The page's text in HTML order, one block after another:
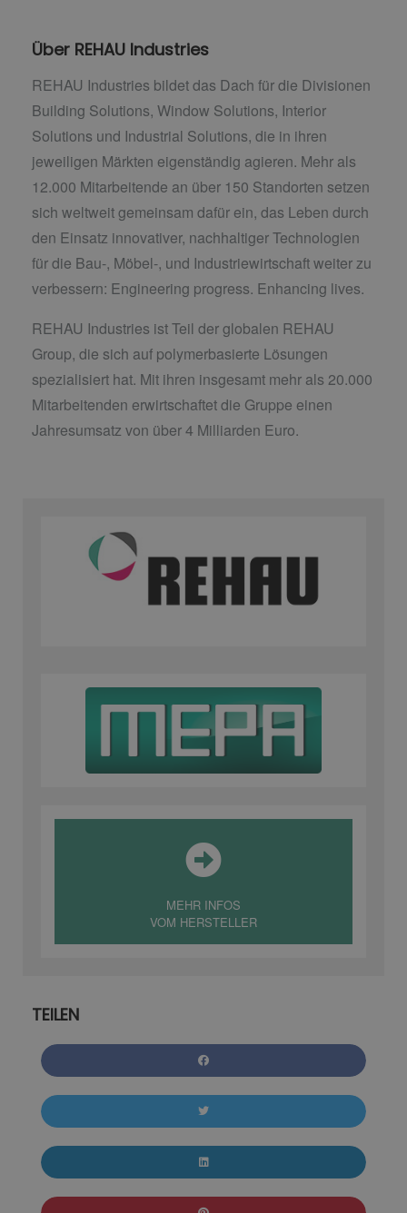
Über REHAU Industries
REHAU Industries bildet das Dach für die Divisionen
Building Solutions, Window Solutions, Interior
Solutions und Industrial Solutions, die in ihren
jeweiligen Märkten eigenständig agieren. Mehr als
12.000 Mitarbeitende an über 150 Standorten setzen
sich weltweit gemeinsam dafür ein, das Leben durch
den Einsatz innovativer, nachhaltiger Technologien
für die Bau-, Möbel-, und Industriewirtschaft weiter zu
verbessern: Engineering progress. Enhancing lives.
REHAU Industries ist Teil der globalen REHAU
Group, die sich auf polymerbasierte Lösungen
spezialisiert hat. Mit ihren insgesamt mehr als 20.000
Mitarbeitenden erwirtschaftet die Gruppe einen
Jahresumsatz von über 4 Milliarden Euro.
MEHR INFOS
VOM HERSTELLER
TEILEN